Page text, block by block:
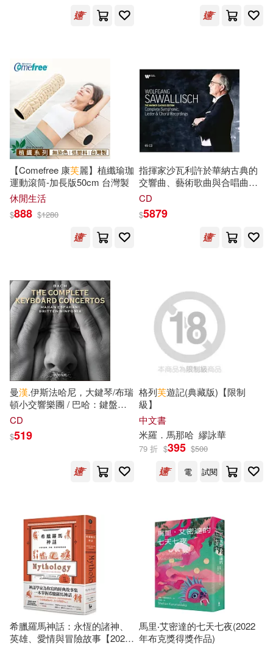
海豚傳媒編(20)
上海市檔案館(19)
中共上海市委黨史研究室(19)
中華人民共和國海事局(19)
八路(19)
吉田秋生(19)
成海うるみ(19) 松浦章(19)
林清玄(19)
薛理勇(19)
（美）蘇斯博士(19)
プレステージ出版(写真集)(18)
三島由紀夫(18)
上海市經濟和信息化委員會(18)
百家出版社(133)
上海財經大學出版社(131)
人民教育出版社(131)
崇文書局(131)
浙江人民美術出版社(128)
中國中醫藥出版社(127)
中國林業出版社(127)
長鴻出版社(127)
華夏出版社(125)
上海遠東出版社(124)
中國地質大學出版社(124)
武漢出版社(122)
【Comefree 康芙麗】植纖瑜珈
運動滾筒-加長版50cm 台灣製
休閒生活
$888 $1280
指揮家沙瓦利許於華納古典的
交響曲、藝術歌曲與合唱曲錄
音全集 / 舒娃茲柯
(The Warner Classics Edition -
Complete Symphonic, Lieder &
Choral Recordings / Wolfgang
CD
$5879
曼漢.伊斯法哈尼，大鍵琴/布瑞
頓小交響樂團 / 巴哈：鍵盤樂
器協奏曲全輯(Mahan
Bach : The Complete
CD
$519
格列芙遊記(典藏版)【限制
級】
中文書
米羅．馬那哈 繆詠華
79 折 $395 $500
電
試閱
希臘羅馬神話：永恆的諸神、
英雄、愛情與冒險故事【2024
馬里‧艾密達的七天七夜(2022
年布克獎得獎作品)